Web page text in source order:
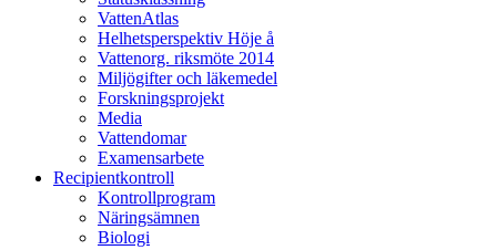
VattenAtlas
Helhetsperspektiv Höje å
Vattenorg. riksmöte 2014
Miljögifter och läkemedel
Forskningsprojekt
Media
Vattendomar
Examensarbete
Recipientkontroll
Kontrollprogram
Näringsämnen
Biologi